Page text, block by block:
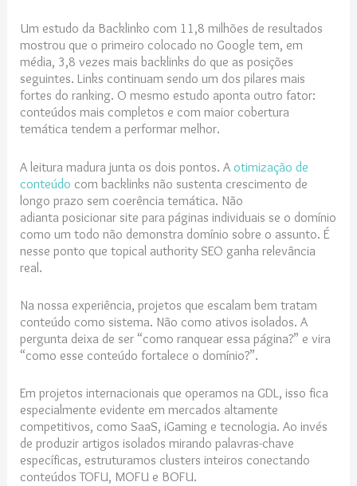
Um estudo da Backlinko com 11,8 milhões de resultados
mostrou que o primeiro colocado no Google tem, em
média, 3,8 vezes mais backlinks do que as posições
seguintes. Links continuam sendo um dos pilares mais
fortes do ranking. O mesmo estudo aponta outro fator:
conteúdos mais completos e com maior cobertura
temática tendem a performar melhor.
A leitura madura junta os dois pontos. A otimização de
conteúdo com backlinks não sustenta crescimento de
longo prazo sem coerência temática. Não
adianta posicionar site para páginas individuais se o domínio
como um todo não demonstra domínio sobre o assunto. É
nesse ponto que topical authority SEO ganha relevância
real.
Na nossa experiência, projetos que escalam bem tratam
conteúdo como sistema. Não como ativos isolados. A
pergunta deixa de ser “como ranquear essa página?” e vira
“como esse conteúdo fortalece o domínio?”.
Em projetos internacionais que operamos na GDL, isso fica
especialmente evidente em mercados altamente
competitivos, como SaaS, iGaming e tecnologia. Ao invés
de produzir artigos isolados mirando palavras-chave
específicas, estruturamos clusters inteiros conectando
conteúdos TOFU, MOFU e BOFU.